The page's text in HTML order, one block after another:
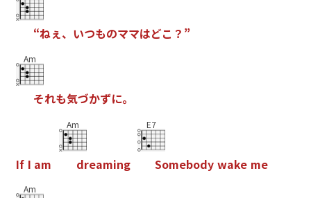
“ねぇ、 いつものママはどこ ？ ”
Am
それも気づかずに。
If I am
Am
dreaming
E7
Somebody wake me
Am